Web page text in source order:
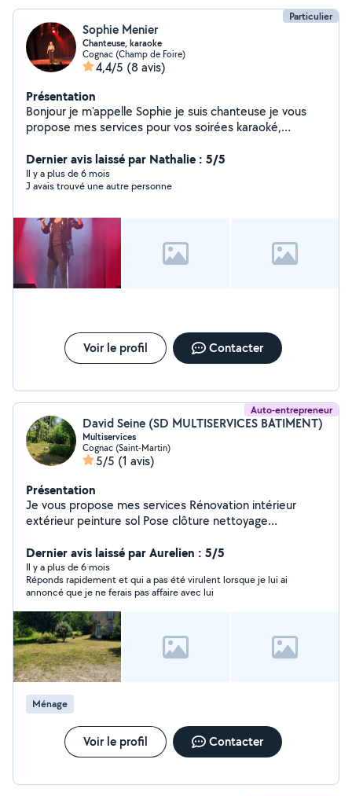
Particulier
Sophie Menier
Chanteuse, karaoke
Cognac (Champ de Foire)
4,4/5 (8 avis)
Présentation
Bonjour je m'appelle Sophie je suis chanteuse je vous
propose mes services pour vos soirées karaoké,
Je suis accompagné de mon matériel numérique je
chante de la variétée française et étrangère. Offrez une
note d originalité avec la possibilité de personnaliser les
bientôt. Sophie
Dernier avis laissé par Nathalie : 5/5
Il y a plus de 6 mois
J avais trouvé une autre personne
Voir le profil Contacter
Auto-entrepreneur
David Seine (SD MULTISERVICES BATIMENT)
Multiservices
Cognac (Saint-Martin)
5/5 (1 avis)
Présentation
Je vous propose mes services Rénovation intérieur
extérieur peinture sol Pose clôture nettoyage
N hésiter pas à me contacter Au 0780005344
Dernier avis laissé par Aurelien : 5/5
Il y a plus de 6 mois
Réponds rapidement et qui a pas été virulent lorsque je lui ai
annoncé que je ne ferais pas affaire avec lui
Ménage
Voir le profil Contacter